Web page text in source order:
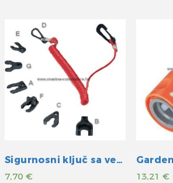
Sigurnosni ključ sa vezicom
7,70 € 13,21€